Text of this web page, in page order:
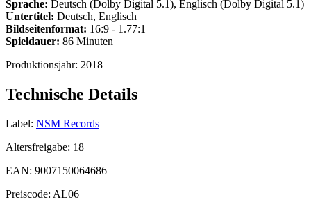
Sprache: Deutsch (Dolby Digital 5.1), Englisch (Dolby Digital 5.1)
Untertitel: Deutsch, Englisch
Bildseitenformat: 16:9 - 1.77:1
Spieldauer: 86 Minuten
Produktionsjahr: 2018
Technische Details
Label: NSM Records
Altersfreigabe: 18
EAN: 9007150064686
Preiscode: AL06